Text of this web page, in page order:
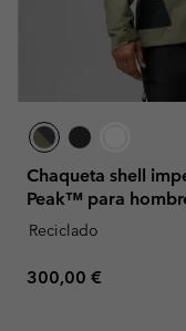
Chaqueta shell
Peak™ para
Reciclado
Regular price:
300,00 €